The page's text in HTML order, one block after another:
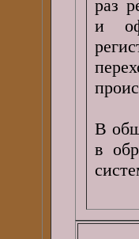
раз
и
В
в